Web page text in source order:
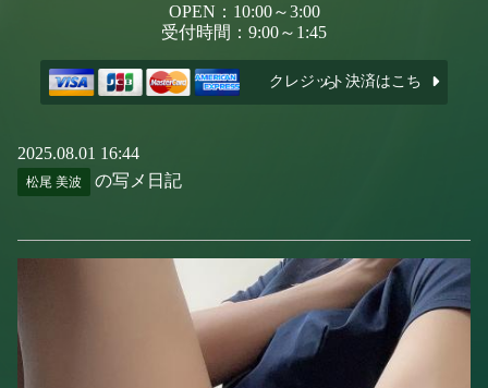
OPEN：10:00～3:00
受付時間：9:00～1:45
クレジット決済はこちら
2025.08.01 16:44
松尾 美波 の写メ日記